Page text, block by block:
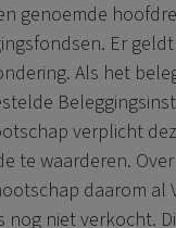
genoemde
Er
Als het
verplicht
te waarderen.
daarom al
nog niet verkocht.